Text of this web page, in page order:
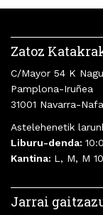
Zatoz
C/Mayor 54 K
Pamplona-Iruñea
31001 Navarra-
Astelehenetik
Liburu-denda:
Kantina: L, M, M
Jarrai